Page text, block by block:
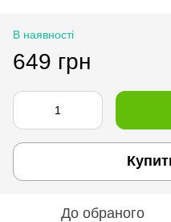
В наявності
649 грн
До обраного